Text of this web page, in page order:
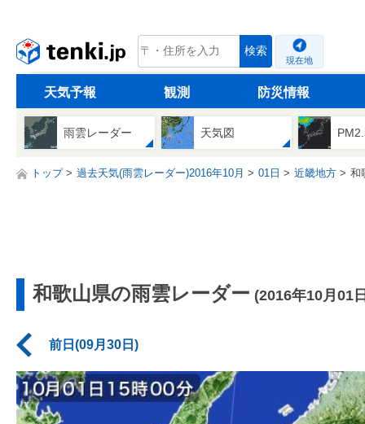
tenki.jp 検索
現在地
天気予報 観測 防災情報
雨雲レーダー 天気図
トップ 過去天気(雨雲レーダー)2016年10月 01日 近畿地方 和
和歌山県の雨雲レーダー (2016年10月01
前日(09月30日)